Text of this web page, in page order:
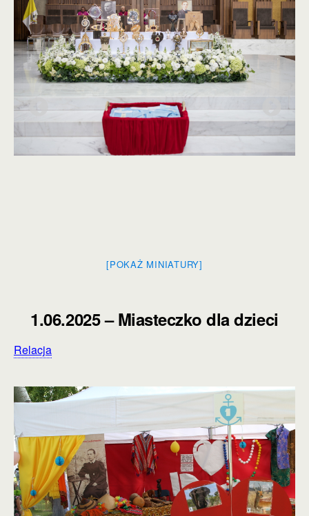
[POKAŻ MINIATURY]
1.06.2025 – Miasteczko dla dzieci
Relacja